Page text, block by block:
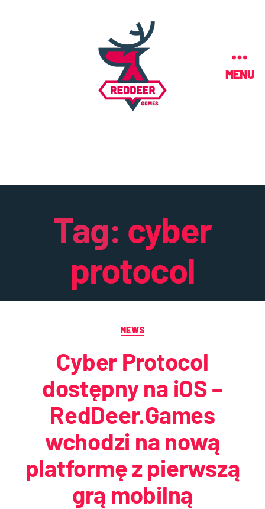
MENU
Tag: cyber
protocol
NEWS
Cyber Protocol
dostępny na iOS –
RedDeer.Games
wchodzi na nową
platformę z pierwszą
grą mobilną